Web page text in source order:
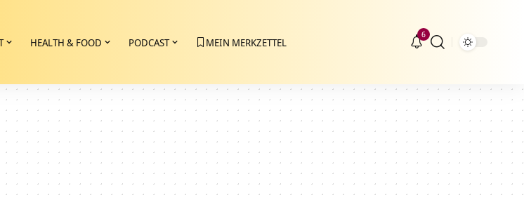
HEALTH & FOOD PODCAST MEIN MERKZETTEL
6